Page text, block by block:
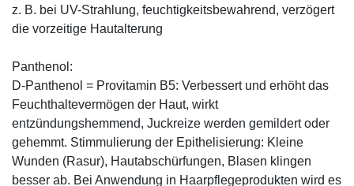
z. B. bei UV-Strahlung, feuchtigkeitsbewahrend, verzögert
die vorzeitige Hautalterung
Panthenol:
D-Panthenol = Provitamin B5: Verbessert und erhöht das
Feuchthaltevermögen der Haut, wirkt
entzündungshemmend, Juckreize werden gemildert oder
gehemmt. Stimmulierung der Epithelisierung: Kleine
Wunden (Rasur), Hautabschürfungen, Blasen klingen
besser ab. Bei Anwendung in Haarpflegeprodukten wird es